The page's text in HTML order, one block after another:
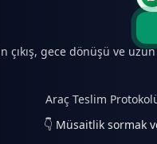
çıkış, gece dönüşü ve
Araç Teslim
👇 Müsaitlik sormak